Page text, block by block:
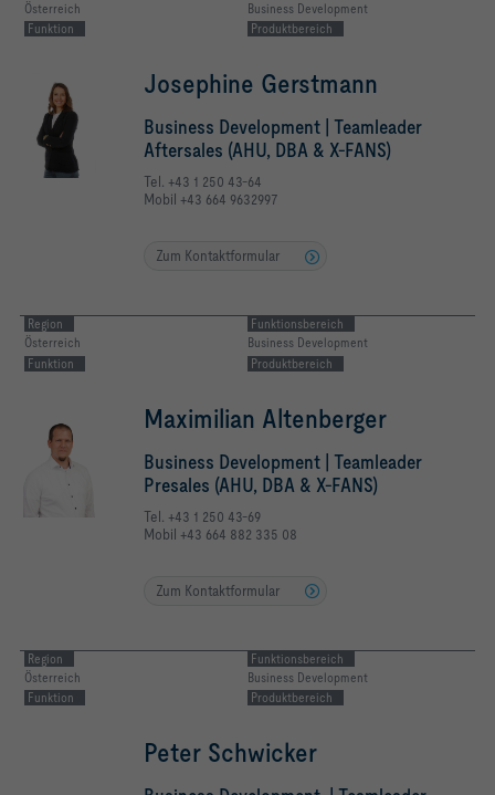
Österreich
Business Development
Funktion
Produktbereich
Josephine Gerstmann
Business Development | Teamleader
Aftersales (AHU, DBA & X-FANS)
Tel. +43 1 250 43-64
Mobil +43 664 9632997
Zum Kontaktformular
Region
Österreich
Funktionsbereich
Business Development
Funktion
Produktbereich
Maximilian Altenberger
Business Development | Teamleader
Presales (AHU, DBA & X-FANS)
Tel. +43 1 250 43-69
Mobil +43 664 882 335 08
Zum Kontaktformular
Region
Österreich
Funktionsbereich
Business Development
Funktion
Produktbereich
Peter Schwicker